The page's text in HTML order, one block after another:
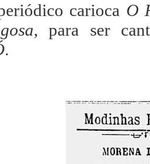
carioca O
, para ser
.